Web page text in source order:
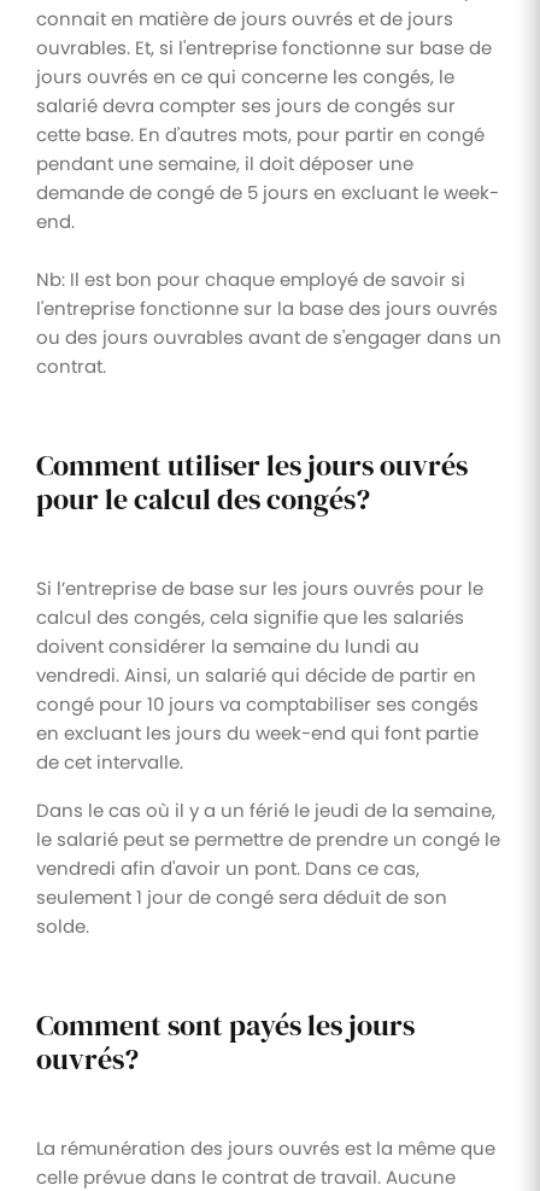
connait en matière de jours ouvrés et de jours
ouvrables. Et, si l'entreprise fonctionne sur base de
jours ouvrés en ce qui concerne les congés, le
salarié devra compter ses jours de congés sur
cette base. En d'autres mots, pour partir en congé
pendant une semaine, il doit déposer une
demande de congé de 5 jours en excluant le week-
end.
Nb: Il est bon pour chaque employé de savoir si
l'entreprise fonctionne sur la base des jours ouvrés
ou des jours ouvrables avant de s'engager dans un
contrat.
Comment utiliser les jours ouvrés
pour le calcul des congés?
Si l’entreprise de base sur les jours ouvrés pour le
calcul des congés, cela signifie que les salariés
doivent considérer la semaine du lundi au
vendredi. Ainsi, un salarié qui décide de partir en
congé pour 10 jours va comptabiliser ses congés
en excluant les jours du week-end qui font partie
de cet intervalle.
Dans le cas où il y a un férié le jeudi de la semaine,
le salarié peut se permettre de prendre un congé le
vendredi afin d'avoir un pont. Dans ce cas,
seulement 1 jour de congé sera déduit de son
solde.
Comment sont payés les jours
ouvrés?
La rémunération des jours ouvrés est la même que
celle prévue dans le contrat de travail. Aucune